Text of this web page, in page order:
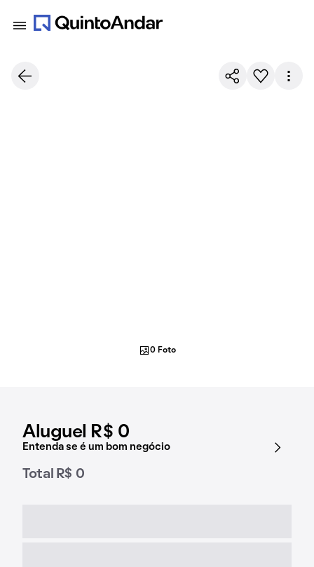
Aluguel R$ 0
Entenda se é um bom negócio
Total R$ 0
0 Foto